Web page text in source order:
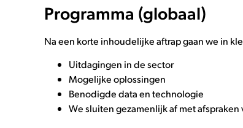
Programma (globaal)
Na een korte inhoudelijke aftrap gaan we in
Uitdagingen in de sector
Mogelijke oplossingen
Benodigde data en technologie
We sluiten gezamenlijk af met